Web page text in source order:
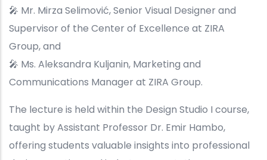
🎤 Mr. Mirza Selimović, Senior Visual Designer and
Supervisor of the Center of Excellence at ZIRA
Group, and
🎤 Ms. Aleksandra Kuljanin, Marketing and
Communications Manager at ZIRA Group.
The lecture is held within the Design Studio I course,
taught by Assistant Professor Dr. Emir Hambo,
offering students valuable insights into professional